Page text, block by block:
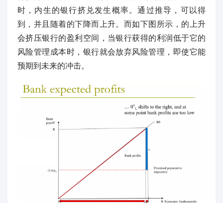
时，内生的银行挤兑发生概率。通过推导，可以得
到，并且随着的下降而上升。而如下图所示，的上升
会挤压银行的盈利空间，当银行获得的利润低于它的
风险管理成本时，银行就会放弃风险管理，即使它能
预期到未来的冲击。